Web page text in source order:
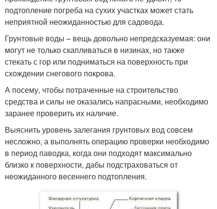
подтопление погреба на сухих участках может стать
неприятной неожиданностью для садовода.
Грунтовые воды – вещь довольно непредсказуемая: они
могут не только скапливаться в низинах, но также
стекать с гор или подниматься на поверхность при
схождении снегового покрова.
А посему, чтобы потраченные на строительство
средства и силы не оказались напрасными, необходимо
заранее проверить их наличие.
Выяснить уровень залегания грунтовых вод совсем
несложно, а выполнять операцию проверки необходимо
в период паводка, когда они подходят максимально
близко к поверхности, дабы подстраховаться от
неожиданного весеннего подтопления.